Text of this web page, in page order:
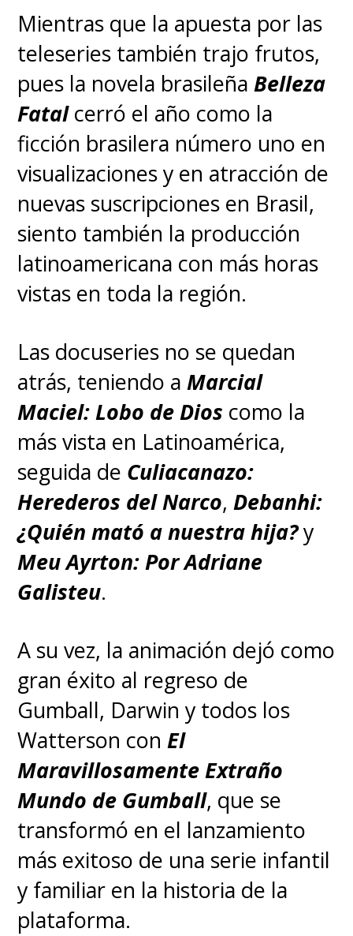
Mientras que la apuesta por las
teleseries también trajo frutos,
pues la novela brasileñaBelleza
Fatal cerró el año como la
ficción brasilera número uno en
visualizaciones y en atracción de
nuevas suscripciones en Brasil,
siento también la producción
latinoamericana con más horas
vistas en toda la región.
Las docuseries no se quedan
atrás, teniendo a Marcial
Maciel: Lobo de Dios como la
más vista en Latinoamérica,
seguida de Culiacanazo:
Herederos del Narco,Debanhi:
¿Quién mató a nuestra hija?y
Meu Ayrton: Por Adriane
Galisteu.
A su vez, la animación dejó como
gran éxito al regreso de
Gumball, Darwin y todos los
Watterson conEl
Maravillosamente Extraño
Mundo de Gumball, que se
transformó en el lanzamiento
más exitoso de una serie infantil
y familiar en la historia de la
plataforma.